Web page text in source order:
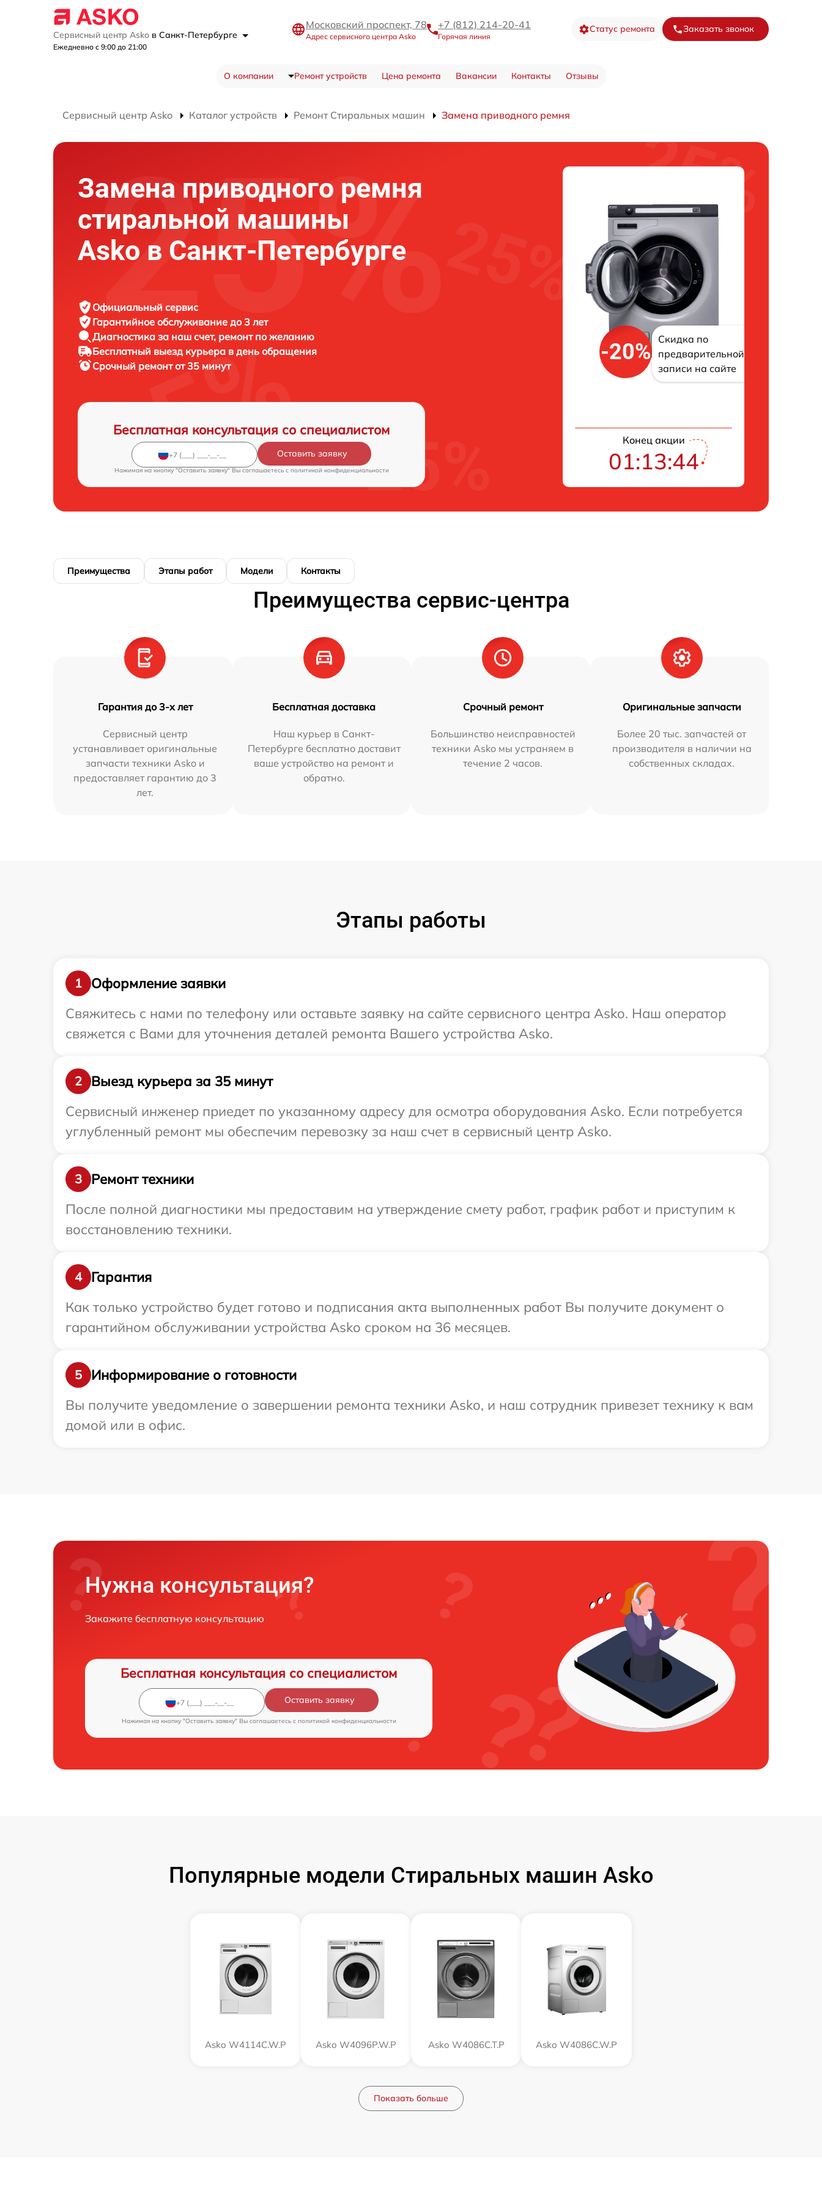
Сервисный центр Asko в Санкт-Петербурге
Ежедневно с 9:00 до 21:00
Московский проспект, 78
Адрес сервисного центра Asko
+7 (812) 214-20-41
Горячая линия
Статус ремонта Заказать звонок
О компании Ремонт устройств Цена ремонта Вакансии Контакты Отзывы
Сервисный центр Asko Каталог устройств Ремонт Стиральных машин Замена приводного ремня
Замена приводного ремня
стиральной машины
Asko в Санкт-Петербурге
Официальный сервис
Гарантийное обслуживание до 3 лет
Диагностика за наш счет, ремонт по желанию
Бесплатный выезд курьера в день обращения
Срочный ремонтот 35 минут
Бесплатная консультация со специалистом
Оставить заявку
Нажимая на кнопку "Оставить заявку" Вы соглашаетесь c политикой конфиденциальности
-20%
Скидка по
предварительной
записи на сайте
Конец акции
01:13:43
Преимущества Этапы работ Модели Контакты
Преимущества сервис-центра
Гарантия до 3-х лет
Сервисный центр
устанавливает оригинальные
запчасти техники Asko и
предоставляет гарантию до 3
лет.
Бесплатная доставка
Наш курьер в Санкт-
Петербурге бесплатно доставит
ваше устройство на ремонт и
обратно.
Срочный ремонт
Большинство неисправностей
техники Asko мы устраняем в
течение 2 часов.
Оригинальные запчасти
Более 20 тыс. запчастей от
производителя в наличии на
собственных складах.
Этапы работы
1
Оформление заявки
Свяжитесь с нами по телефону или оставьте заявку на сайте сервисного центра Asko. Наш оператор
свяжется с Вами для уточнения деталей ремонта Вашего устройства Asko.
2
Выезд курьера за 35 минут
Сервисный инженер приедет по указанному адресу для осмотра оборудования Asko. Если потребуется
углубленный ремонт мы обеспечим перевозку за наш счет в сервисный центр Asko.
3
Ремонт техники
После полной диагностики мы предоставим на утверждение смету работ, график работ и приступим к
восстановлению техники.
4
Гарантия
Как только устройство будет готово и подписания акта выполненных работ Вы получите документ о
гарантийном обслуживании устройства Asko сроком на 36 месяцев.
5
Информирование о готовности
Вы получите уведомление о завершении ремонта техники Asko, и наш сотрудник привезет технику к вам
домой или в офис.
Нужна консультация?
Закажите бесплатную консультацию
Бесплатная консультация со специалистом
Оставить заявку
Нажимая на кнопку "Оставить заявку" Вы соглашаетесь c политикой конфиденциальности
Популярные модели Стиральных машин Asko
Asko W4114C.W.P Asko W4096P.W.P Asko W4086C.T.P Asko W4086C.W.P
Показать больше